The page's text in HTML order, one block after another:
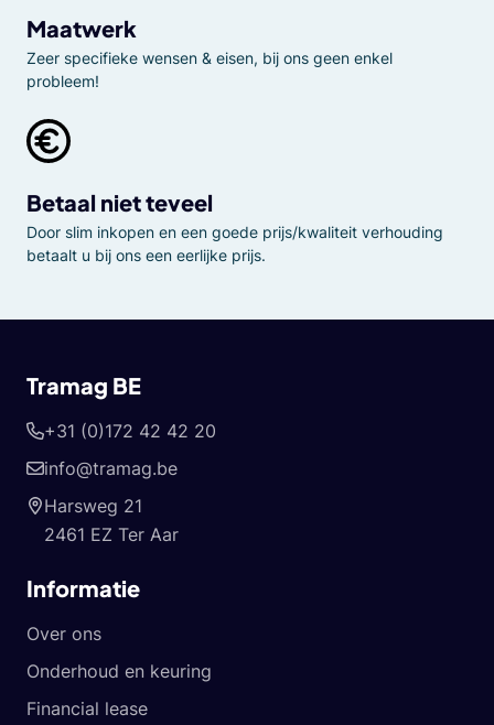
Maatwerk
Zeer specifieke wensen & eisen, bij ons geen enkel
probleem!
Betaal niet teveel
Door slim inkopen en een goede prijs/kwaliteit verhouding
betaalt u bij ons een eerlijke prijs.
Tramag BE
+31 (0)172 42 42 20
info@tramag.be
Harsweg 21
2461 EZ Ter Aar
Informatie
Over ons
Onderhoud en keuring
Financial lease